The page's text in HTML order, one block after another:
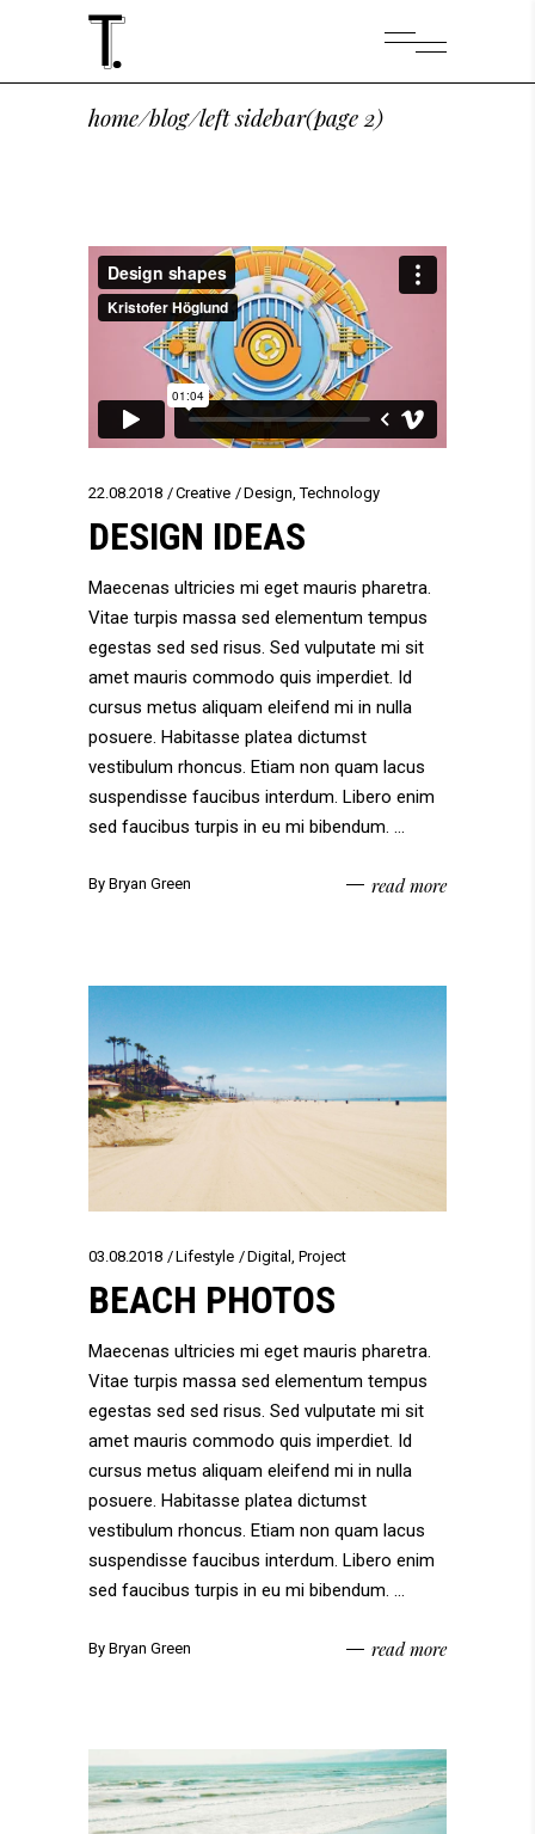
home/blog/left sidebar(page 2)
22.08.2018 Creative Design ,Technology
DESIGN IDEAS
Maecenas ultricies mi eget mauris pharetra.
Vitae turpis massa sed elementum tempus
egestas sed sed risus. Sed vulputate mi sit
amet mauris commodo quis imperdiet. Id
cursus metus aliquam eleifend mi in nulla
posuere. Habitasse platea dictumst
vestibulum rhoncus. Etiam non quam lacus
suspendisse faucibus interdum. Libero enim
sed faucibus turpis in eu mi bibendum.
By Bryan Green read more
03.08.2018 Lifestyle Digital , Project
BEACH PHOTOS
Maecenas ultricies mi eget mauris pharetra.
Vitae turpis massa sed elementum tempus
egestas sed sed risus. Sed vulputate mi sit
amet mauris commodo quis imperdiet. Id
cursus metus aliquam eleifend mi in nulla
posuere. Habitasse platea dictumst
vestibulum rhoncus. Etiam non quam lacus
suspendisse faucibus interdum. Libero enim
sed faucibus turpis in eu mi bibendum.
By Bryan Green read more